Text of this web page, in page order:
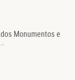
Monumentos e